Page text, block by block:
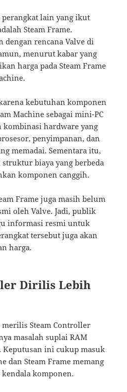
perangkat lain yang ikut
Steam Frame.
dengan rencana Valve di
menurut kabar yang
harga pada Steam Frame
kebutuhan komponen
Machine sebagai mini-PC
kombinasi hardware yang
penyimpanan, dan
memadai. Sementara itu,
biaya yang berbeda
komponen canggih.
Frame juga masih belum
oleh Valve. Jadi, publik
informasi resmi untuk
tersebut juga akan
harga.
Dirilis Lebih
Steam Controller
masalah suplai RAM
ini cukup masuk
dan Steam Frame memang
komponen.